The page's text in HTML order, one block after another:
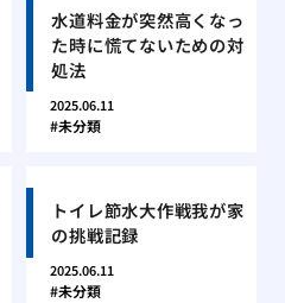
水道料金が突然高くなっ
た時に慌てないための対
処法
2025.06.11
未分類
トイレ節水大作戦我が家
の挑戦記録
2025.06.11
未分類